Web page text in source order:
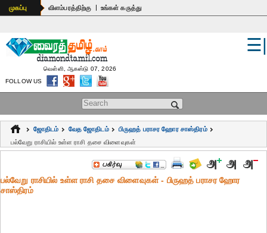
உலகம்
பொதுஅறிவு
கல்வி
ஆன்மிகம்
மருத்துவம்
முகப்பு விளம்பரத்திற்கு | உங்கள் கருத்து
Search form
☰|
வெள்ளி, ஆகஸ்டு 07, 2026
FOLLOW US
ஜோதிடம் வேத ஜோதிடம்
பிருஹத் பராசர ஹோர சாஸ்திரம்
பல்வேறு ராசியில் உள்ள ராசி தசை விளைவுகள்
பல்வேறு ராசியில் உள்ள ராசி தசை விளைவுகள் - பிருஹத் பராசர ஹோர
சாஸ்திரம்